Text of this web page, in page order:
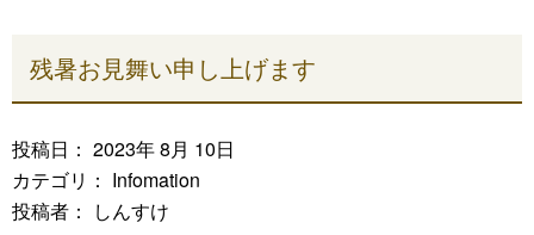
残暑お見舞い申し上げます
投稿日： 2023年 8月 10日
カテゴリ： Infomation
投稿者： しんすけ